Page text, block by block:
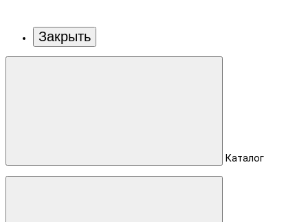
Закрыть
Каталог